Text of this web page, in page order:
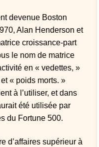
devenue Boston
Alan Henderson et
croissance-part
le nom de matrice
en « vedettes, »
« poids morts. »
à l’utiliser, et dans
été utilisée par
du Fortune 500.
d’affaires supérieur à